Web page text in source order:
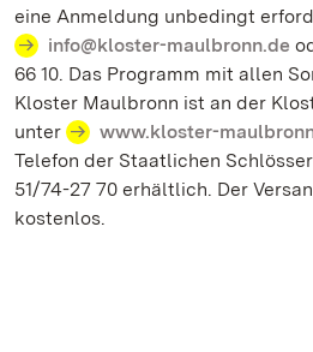
eine Anmeldung unbedingt
info@kloster-maulbronn.de
66 10. Das Programm mit allen
Kloster Maulbronn ist an der
unter
www.kloster-
Telefon der Staatlichen
51/74-27 70 erhältlich. Der
kostenlos.